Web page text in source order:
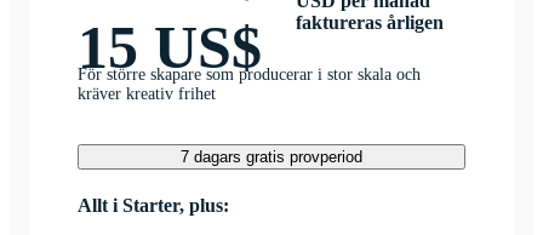
15 US$
faktureras årligen
För större skapare som producerar i stor skala och
kräver kreativ frihet
7 dagars gratis provperiod
Allt i Starter, plus: